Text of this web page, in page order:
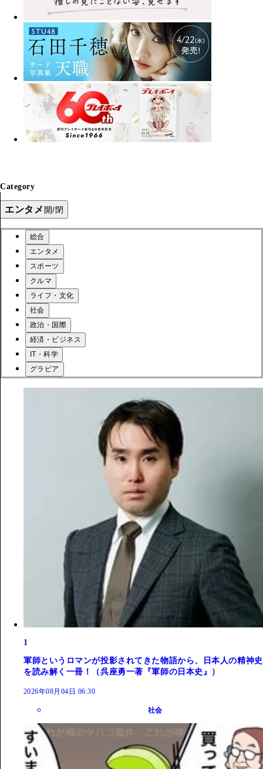
Category
エンタメ 開/閉
総合
エンタメ
スポーツ
クルマ
ライフ・文化
社会
政治・国際
経済・ビジネス
IT・科学
グラビア
1
軍師というロマンが投影されてきた物語から、日本人の精神史
を読み解く一冊！（呉座勇一著『軍師の日本史』）
2026年08月04日 06:30
社会